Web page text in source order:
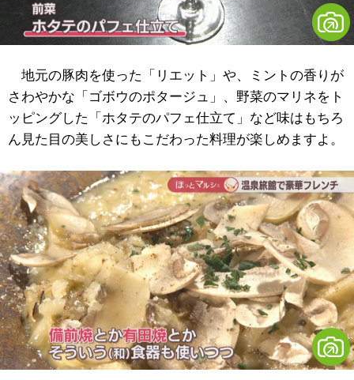
地元の豚肉を使った「リエット」や、ミントの香りが
さわやかな「ゴボウのポタージュ」、野菜のマリネをト
ッピングした「ホタテのパフェ仕立て」など味はもちろ
ん見た目の美しさにもこだわった料理が楽しめますよ。